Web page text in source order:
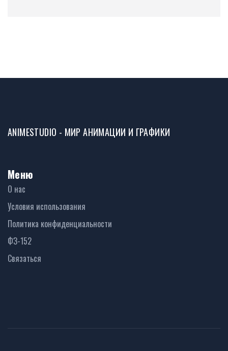
ANIMESTUDIO - МИР АНИМАЦИИ И ГРАФИКИ
Меню
О нас
Условия использования
Политика конфиденциальности
ФЗ-152
Связаться